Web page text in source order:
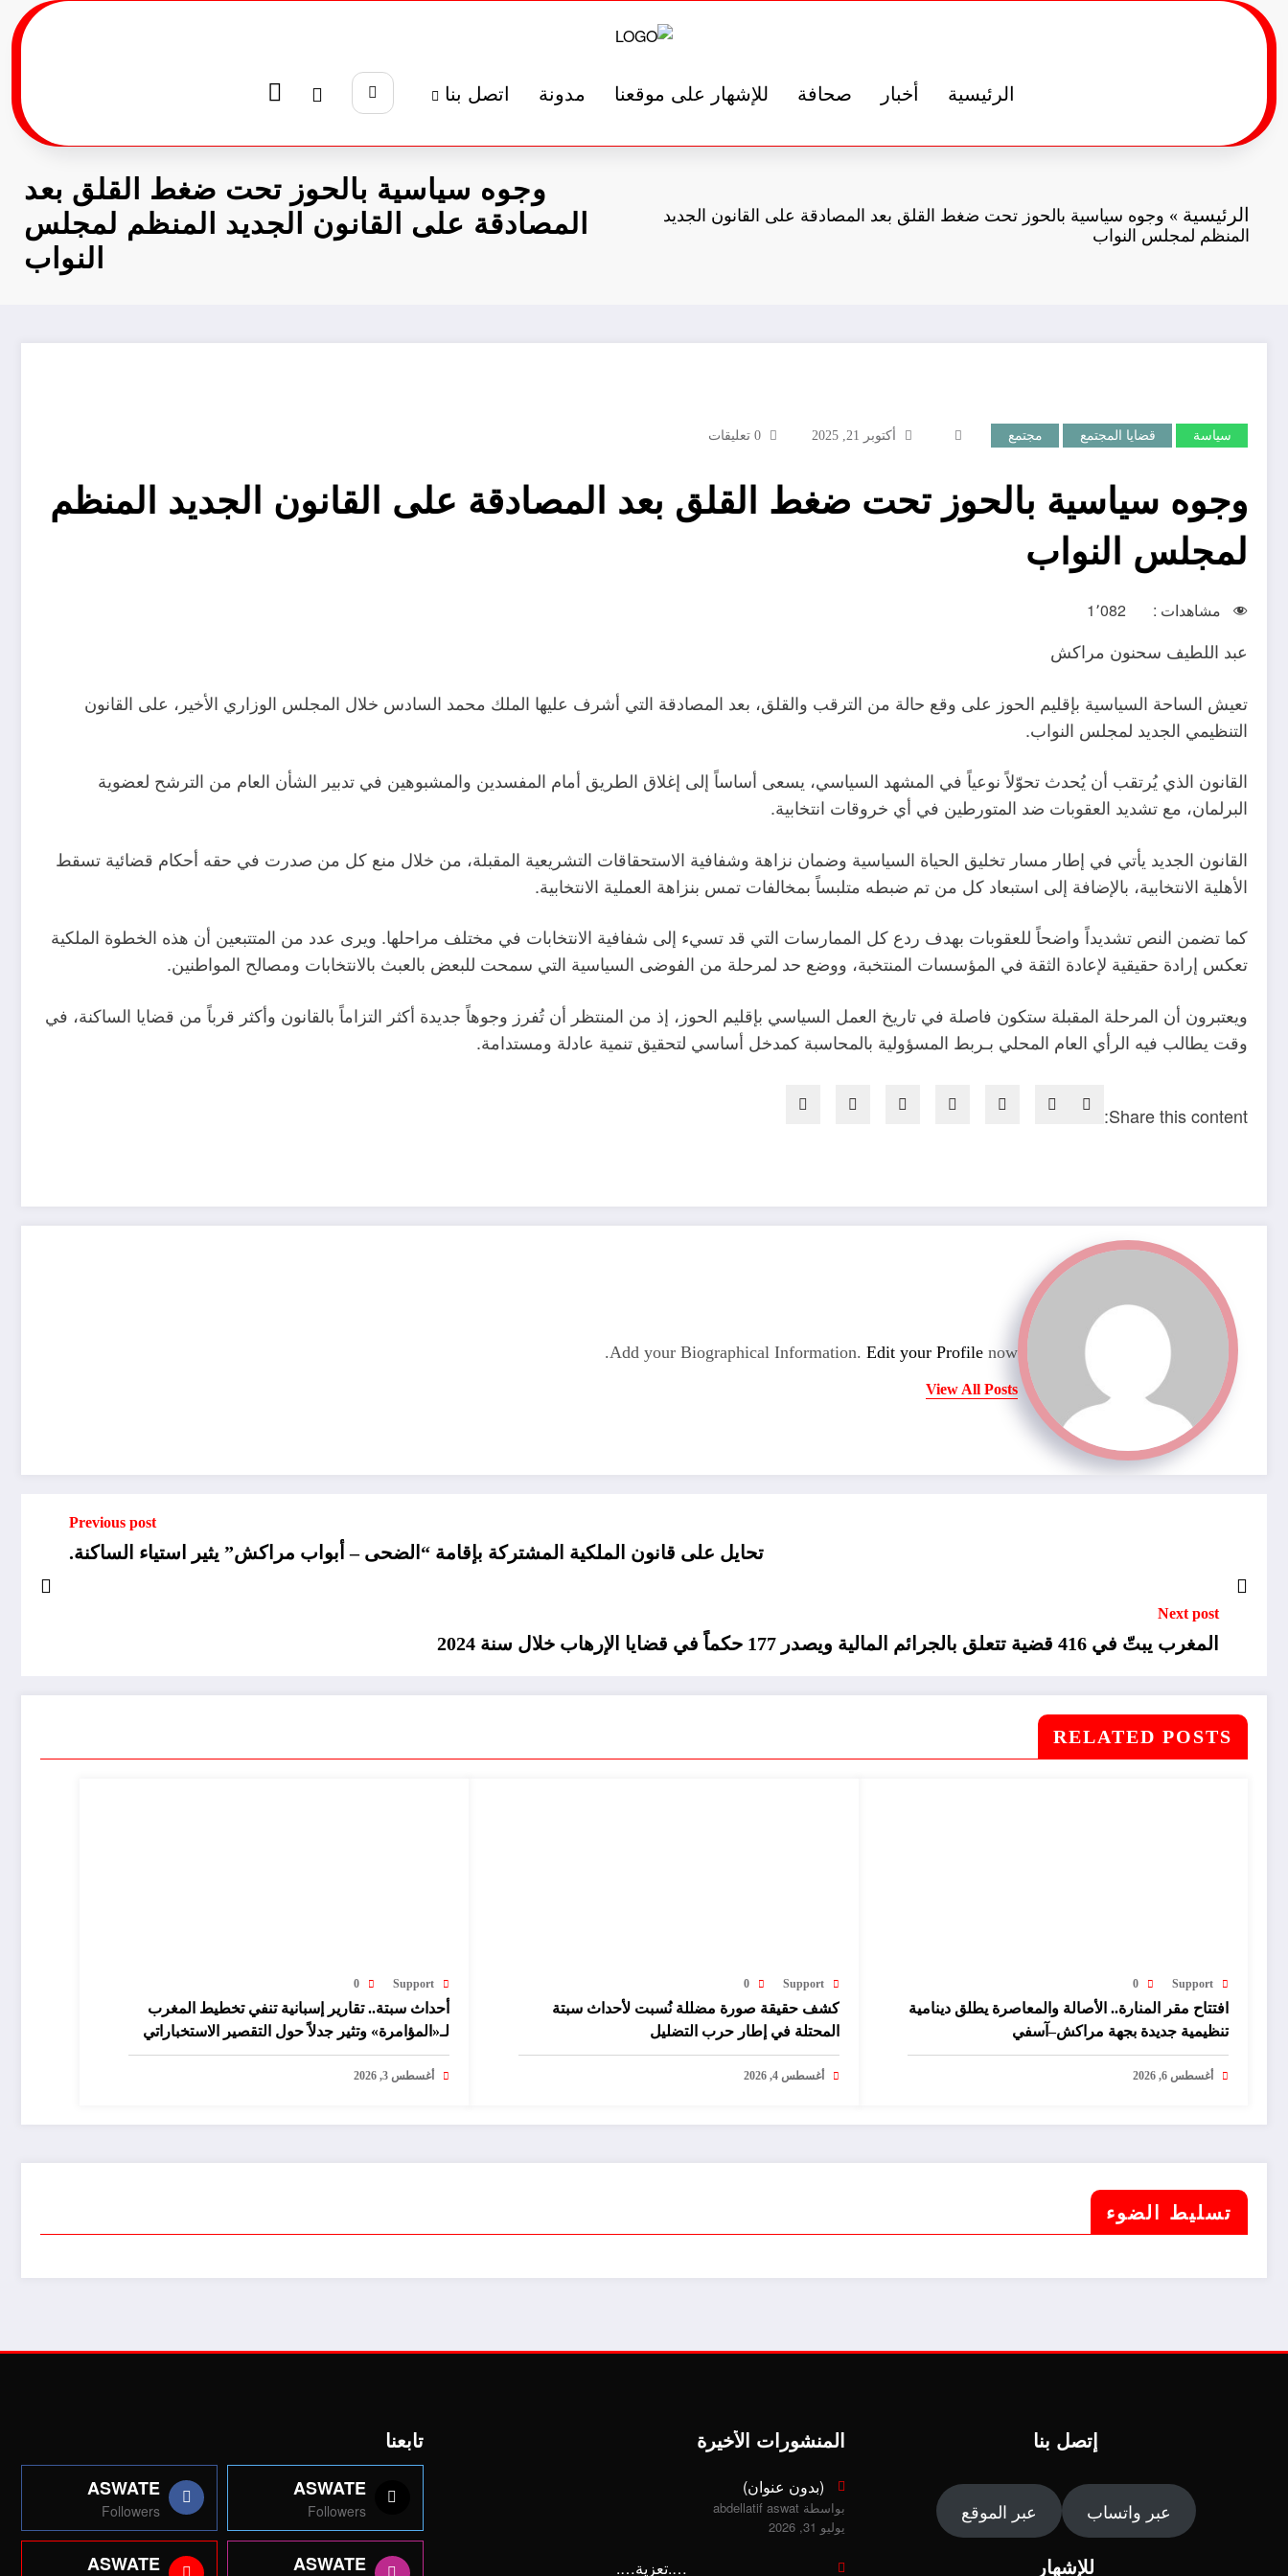
التجاوز
إلى
الرئيسية أخبار صحافة للإشهار على موقعنا مدونة اتصل بنا
الرئيسية » وجوه سياسية بالحوز تحت ضغط القلق بعد المصادقة على القانون الجديد
المنظم لمجلس النواب
وجوه سياسية بالحوز تحت ضغط القلق بعد
المصادقة على القانون الجديد المنظم لمجلس
النواب
سياسة قضايا المجتمع مجتمع أكتوبر 21, 2025 0 تعليقات
وجوه سياسية بالحوز تحت ضغط القلق بعد المصادقة على القانون الجديد المنظم
لمجلس النواب
مشاهدات : 1٬082
عبد اللطيف سحنون مراكش
تعيش الساحة السياسية بإقليم الحوز على وقع حالة من الترقب والقلق، بعد المصادقة التي أشرف عليها الملك محمد السادس خلال المجلس الوزاري الأخير، على القانون
التنظيمي الجديد لمجلس النواب.
القانون الذي يُرتقب أن يُحدث تحوّلاً نوعياً في المشهد السياسي، يسعى أساساً إلى إغلاق الطريق أمام المفسدين والمشبوهين في تدبير الشأن العام من الترشح لعضوية
البرلمان، مع تشديد العقوبات ضد المتورطين في أي خروقات انتخابية.
القانون الجديد يأتي في إطار مسار تخليق الحياة السياسية وضمان نزاهة وشفافية الاستحقاقات التشريعية المقبلة، من خلال منع كل من صدرت في حقه أحكام قضائية تسقط
الأهلية الانتخابية، بالإضافة إلى استبعاد كل من تم ضبطه متلبساً بمخالفات تمس بنزاهة العملية الانتخابية.
كما تضمن النص تشديداً واضحاً للعقوبات بهدف ردع كل الممارسات التي قد تسيء إلى شفافية الانتخابات في مختلف مراحلها. ويرى عدد من المتتبعين أن هذه الخطوة الملكية
تعكس إرادة حقيقية لإعادة الثقة في المؤسسات المنتخبة، ووضع حد لمرحلة من الفوضى السياسية التي سمحت للبعض بالعبث بالانتخابات ومصالح المواطنين.
ويعتبرون أن المرحلة المقبلة ستكون فاصلة في تاريخ العمل السياسي بإقليم الحوز، إذ من المنتظر أن تُفرز وجوهاً جديدة أكثر التزاماً بالقانون وأكثر قرباً من قضايا الساكنة، في
وقت يطالب فيه الرأي العام المحلي بـربط المسؤولية بالمحاسبة كمدخل أساسي لتحقيق تنمية عادلة ومستدامة.
Share this content:
Add your Biographical Information. Edit your Profile now.
View All Posts
Previous post
تحايل على قانون الملكية المشتركة بإقامة “الضحى – أبواب مراكش” يثير استياء الساكنة.
Next post
المغرب يبتّ في 416 قضية تتعلق بالجرائم المالية ويصدر 177 حكماً في قضايا الإرهاب خلال سنة 2024
RELATED POSTS
Support
0
افتتاح مقر المنارة.. الأصالة والمعاصرة يطلق دينامية
تنظيمية جديدة بجهة مراكش–آسفي
أغسطس 6, 2026
Support
0
كشف حقيقة صورة مضللة نُسبت لأحداث سبتة
المحتلة في إطار حرب التضليل
أغسطس 4, 2026
Support
0
أحداث سبتة.. تقارير إسبانية تنفي تخطيط المغرب
لـ«المؤامرة» وتثير جدلاً حول التقصير الاستخباراتي
أغسطس 3, 2026
تسليط الضوء
إتصل بنا
عبر واتساب عبر الموقع
للإشهار
المنشورات الأخيرة
(بدون عنوان)
بواسطة abdellatif aswat
يوليو 31, 2026
….تعزية….
تابعنا
ASWATE
Followers
ASWATE
Followers
ASWATE
ASWATE